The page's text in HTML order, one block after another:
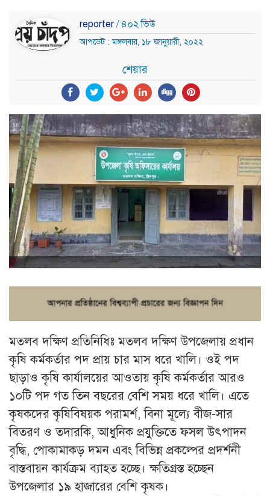
reporter / ৪০২ ভিউ
আপডেট : মঙ্গলবার, ১৮ জানুয়ারী, ২০২২
শেয়ার
মতলব দক্ষিণ প্রতিনিধিঃ মতলব দক্ষিণ উপজেলায় প্রধান
কৃষি কর্মকর্তার পদ প্রায় চার মাস ধরে খালি। ওই পদ
ছাড়াও কৃষি কার্যালয়ের আওতায় কৃষি কর্মকর্তার আরও
১০টি পদ গত তিন বছরের বেশি সময় ধরে খালি। এতে
কৃষকদের কৃষিবিষয়ক পরামর্শ, বিনা মূল্যে বীজ-সার
বিতরণ ও তদারকি, আধুনিক প্রযুক্তিতে ফসল উৎপাদন
বৃদ্ধি, পোকামাকড় দমন এবং বিভিন্ন প্রকল্পের প্রদর্শনী
বাস্তবায়ন কার্যক্রম ব্যাহত হচ্ছে। ক্ষতিগ্রস্ত হচ্ছেন
উপজেলার ১৯ হাজারের বেশি কৃষক।